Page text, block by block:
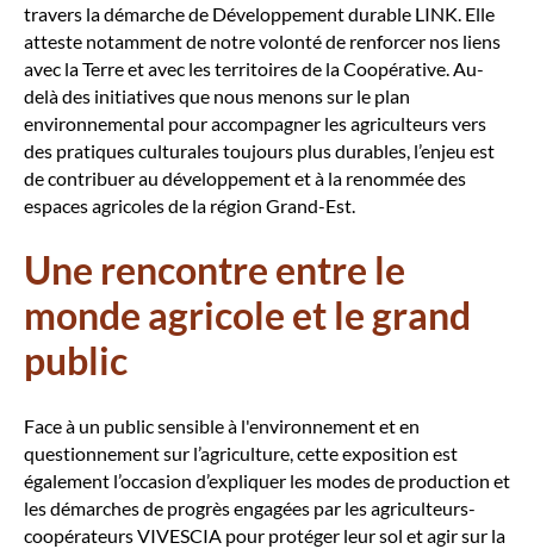
travers la démarche de Développement durable LINK. Elle
atteste notamment de notre volonté de renforcer nos liens
avec la Terre et avec les territoires de la Coopérative. Au-
delà des initiatives que nous menons sur le plan
environnemental pour accompagner les agriculteurs vers
des pratiques culturales toujours plus durables, l’enjeu est
de contribuer au développement et à la renommée des
espaces agricoles de la région Grand-Est.
Une rencontre entre le
monde agricole et le grand
public
Face à un public sensible à l'environnement et en
questionnement sur l’agriculture, cette exposition est
également l’occasion d’expliquer les modes de production et
les démarches de progrès engagées par les agriculteurs-
coopérateurs VIVESCIA pour protéger leur sol et agir sur la